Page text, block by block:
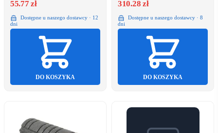
55.77 zł
Dostępne u naszego dostawcy · 12
dni
DO KOSZYKA
310.28 zł
Dostępne u naszego dostawcy · 8
dni
DO KOSZYKA